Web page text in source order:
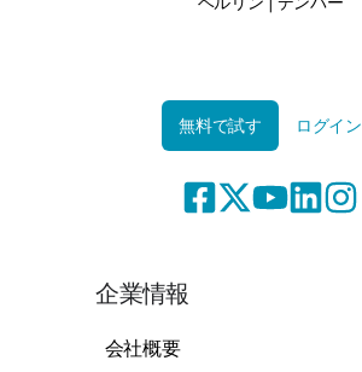
無料で試す ログイン
企業情報
会社概要